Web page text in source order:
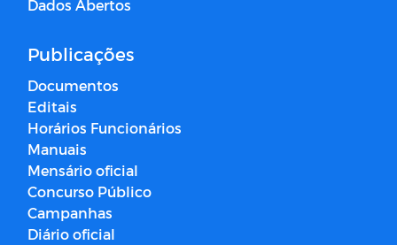
Dados Abertos
Publicações
Documentos
Editais
Horários Funcionários
Manuais
Mensário oficial
Concurso Público
Campanhas
Diário oficial